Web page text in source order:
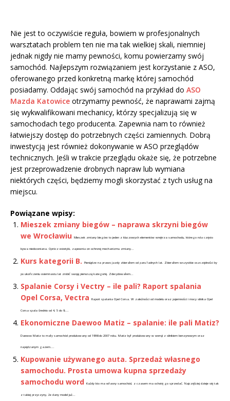
Nie jest to oczywiście reguła, bowiem w profesjonalnych
warsztatach problem ten nie ma tak wielkiej skali, niemniej
jednak nigdy nie mamy pewności, komu powierzamy swój
samochód. Najlepszym rozwiązaniem jest korzystanie z ASO,
oferowanego przed konkretną markę której samochód
posiadamy. Oddając swój samochód na przykład do ASO
Mazda Katowice otrzymamy pewność, że naprawami zajmą
się wykwalifikowani mechanicy, którzy specjalizują się w
samochodach tego producenta. Zapewnia nam to również
łatwiejszy dostęp do potrzebnych części zamiennych. Dobrą
inwestycją jest również dokonywanie w ASO przeglądów
technicznych. Jeśli w trakcie przeglądu okaże się, że potrzebne
jest przeprowadzenie drobnych napraw lub wymiana
niektórych części, będziemy mogli skorzystać z tych usług na
miejscu.
Powiązane wpisy:
Mieszek zmiany biegów – naprawa skrzyni biegów
we Wrocławiu
Mieszek zmiany biegów to jeden z kluczowych elementów wnętrza samochodu, którego rola często
bywa niedoceniana. Oprócz estetyki, zapewnia on ochronę mechanizmu zmiany...
Kurs kategorii B. Pieniądze na prawo jazdy zbierałem od paru ładnych lat. Zbierałem wszystkie oszczędności by
po ukończeniu osiemnastu lat zrobić swoją pierwszą kategorię. Zdecydowałem...
Spalanie Corsy i Vectry – ile pali? Raport spalania
Opel Corsa, Vectra
Raport spalania Opel Corsa. W zależności od modelu oraz pojemności i mocy silnika Opel
Corsa spala średnio od 4, 5 do 9,...
Ekonomiczne Daewoo Matiz – spalanie: ile pali Matiz?
Daewoo Matiz to mały samochód produkowany od 1998 do 2007 roku. Matiz był produkowany w wersji z silnikiem benzynowym oraz
napędzanym gazem....
Kupowanie używanego auta. Sprzedaż własnego
samochodu. Prosta umowa kupna sprzedaży
samochodu word
Każdy kto ma własny samochód, z czasem ma ochotę go sprzedać. Najczęściej dzieje się tak
z takiej przyczyny, że dany model już...